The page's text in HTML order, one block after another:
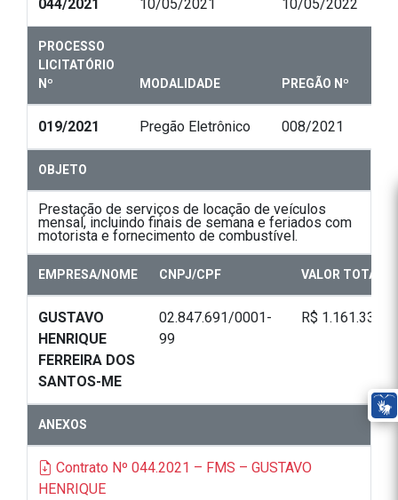
044/2021 10/05/2021 10/05/2022
PROCESSO
LICITATÓRIO
Nº
MODALIDADE PREGÃO Nº
019/2021 Pregão Eletrônico 008/2021
OBJETO
Prestação de serviços de locação de veículos
mensal, incluindo finais de semana e feriados com
motorista e fornecimento de combustível.
EMPRESA/NOME CNPJ/CPF VALOR TOTAL
GUSTAVO
HENRIQUE
FERREIRA DOS
SANTOS-ME
02.847.691/0001-
99
R$
ANEXOS
Contrato Nº 044.2021 – FMS – GUSTAVO
HENRIQUE